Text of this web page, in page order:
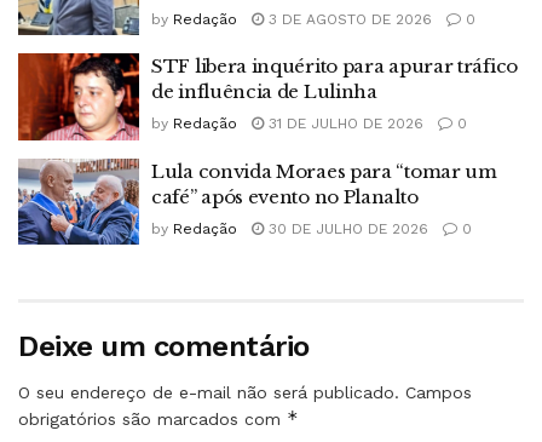
by Redação 3 DE AGOSTO DE 2026 0
STF libera inquérito para apurar tráfico
de influência de Lulinha
by Redação 31 DE JULHO DE 2026 0
Lula convida Moraes para “tomar um
café” após evento no Planalto
by Redação 30 DE JULHO DE 2026 0
Deixe um comentário
O seu endereço de e-mail não será publicado. Campos
obrigatórios são marcados com *